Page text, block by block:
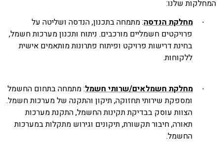
שלנו:
מחלקת הנדסה: מתמחה בתכנון, הנדסה ושליטה על
פרויקטים חשמליים מורכבים. ניתוח ותכנון מערכות חשמל,
בחינת דרישות פרויקט ופיתוח פתרונות מותאמים אישית
ללקוחות.
מחלקת חשמלאים/שרותי חשמל: מתמחה בתחום החשמל
ומספקת שירותי תחזוקה, תיקון והתקנה של מערכות חשמל.
הצוות עוסק בבדיקת תקינות החשמל, התקנת מערכות
תאורה, חיבור תקשורת, תיקונים וגירוש מתקלות במערכות
החשמל.